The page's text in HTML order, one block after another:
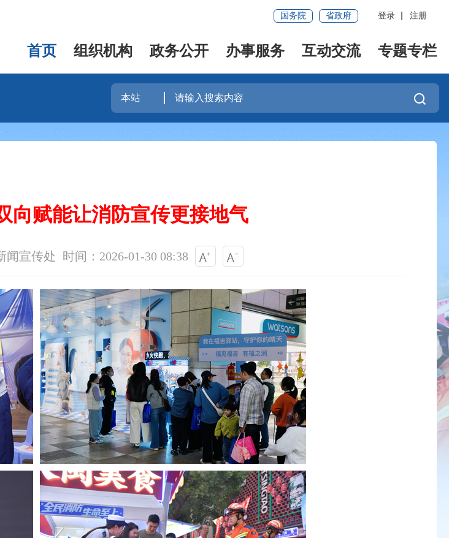
国务院 省政府 登录 注册
首页 组织机构 政务公开 办事服务 互动交流 专题专栏
向赋能让消防宣传更接地气
闻宣传处 时间：2026-01-30 08:38